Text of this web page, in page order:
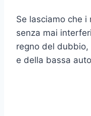
Se lasciamo che
senza mai
regno del
e della bassa